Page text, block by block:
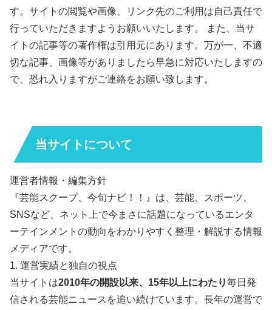
す。サイトの閲覧や画像、リンク先のご利用は自己責任で
行っていただきますようお願いいたします。 また、当サ
イトの記事等の著作権は引用元にあります。万が一、不適
切な記事、画像等がありましたら早急に対応いたしますの
で、恐れ入りますがご連絡をお願い致します。
当サイトについて
運営者情報・編集方針
『芸能スクープ、今旬ナビ！！』は、芸能、スポーツ、
SNSなど、ネット上で今まさに話題になっているエンタ
ーテインメントの動向をわかりやすく整理・解説する情報
メディアです。
1. 運営実績と独自の視点
当サイトは2010年の開設以来、15年以上にわたり毎日発
信される芸能ニュースを追い続けています。長年の運営で